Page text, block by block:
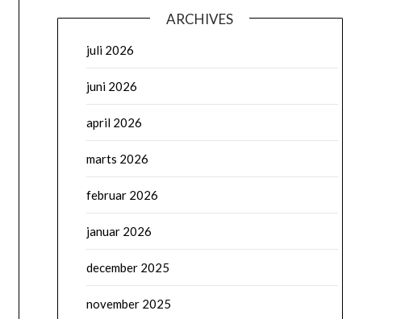
ARCHIVES
juli 2026
juni 2026
april 2026
marts 2026
februar 2026
januar 2026
december 2025
november 2025